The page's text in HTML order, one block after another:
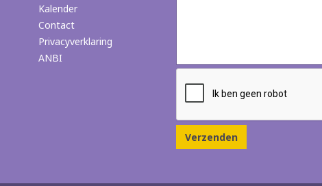
Kalender
Contact
Privacyverklaring
ANBI
Verzenden